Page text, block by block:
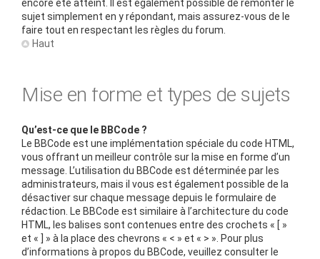
encore été atteint. Il est également possible de remonter le
sujet simplement en y répondant, mais assurez-vous de le
faire tout en respectant les règles du forum.
Haut
Mise en forme et types de sujets
Qu’est-ce que le BBCode ?
Le BBCode est une implémentation spéciale du code HTML,
vous offrant un meilleur contrôle sur la mise en forme d’un
message. L’utilisation du BBCode est déterminée par les
administrateurs, mais il vous est également possible de la
désactiver sur chaque message depuis le formulaire de
rédaction. Le BBCode est similaire à l’architecture du code
HTML, les balises sont contenues entre des crochets « [ »
et « ] » à la place des chevrons « < » et « > ». Pour plus
d’informations à propos du BBCode, veuillez consulter le